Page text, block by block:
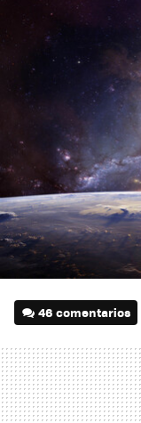
46 comentarios